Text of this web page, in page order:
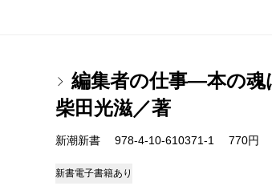
編集者の仕事―本の
柴田光滋／著
新潮新書 978-4-10-610371-1 770円
新書電子書籍あり